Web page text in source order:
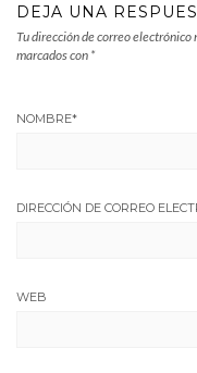
DEJA UNA
Tu dirección de correo electrónico
marcados con *
NOMBRE*
DIRECCIÓN DE CORREO
WEB